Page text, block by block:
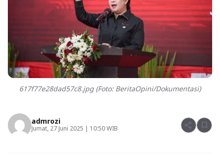
617f77e28dad57c8.jpg (Foto: BeritaOpini/Dokumentasi)
admrozi
Jumat, 27 Juni 2025 | 10:50 WIB share bookmark